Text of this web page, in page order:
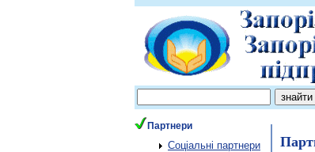
Партнери
Соціальні партнери